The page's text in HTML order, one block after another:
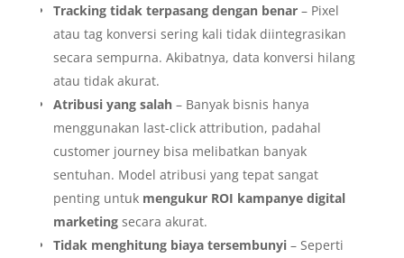
Tracking tidak terpasang dengan benar– Pixel
atau tag konversi sering kali tidak diintegrasikan
secara sempurna. Akibatnya, data konversi hilang
atau tidak akurat.
Atribusi yang salah– Banyak bisnis hanya
menggunakan last-click attribution, padahal
customer journey bisa melibatkan banyak
sentuhan. Model atribusi yang tepat sangat
penting untuk mengukur ROI kampanye digital
marketingsecara akurat.
Tidak menghitung biaya tersembunyi– Seperti